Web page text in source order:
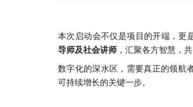
本次启动会不仅是项目的开端，更
导师及社会讲师 ，汇聚各方智慧，
数字化的深水区，需要真正的领航
可持续增长的关键一步。